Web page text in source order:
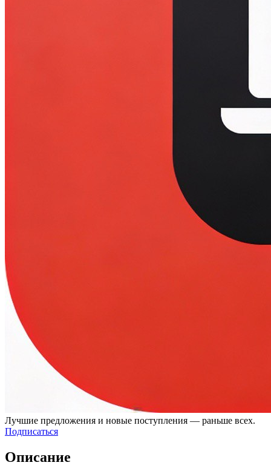
Лучшие предложения и новые поступления — раньше всех.
Подписаться
Описание